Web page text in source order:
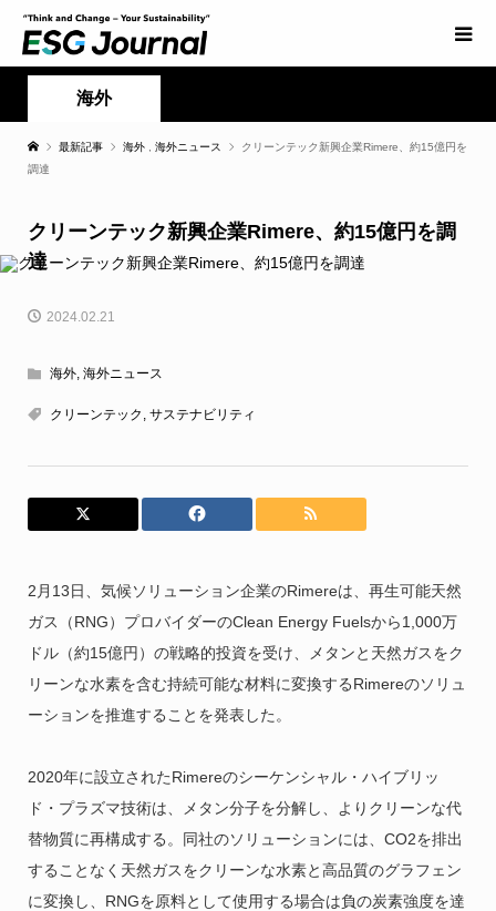
海外
最新記事 海外 海外ニュース
クリーンテック新興企業Rimere、約15億円を
調達
クリーンテック新興企業Rimere、約15億円を調
達
2024.02.21
海外, 海外ニュース
クリーンテック , サステナビリティ
2月13日、気候ソリューション企業のRimereは、再生可能天然
ガス（RNG）プロバイダーのClean Energy Fuelsから1,000万
ドル（約15億円）の戦略的投資を受け、メタンと天然ガスをク
リーンな水素を含む持続可能な材料に変換するRimereのソリュ
ーションを推進することを発表した。
2020年に設立されたRimereのシーケンシャル・ハイブリッ
ド・プラズマ技術は、メタン分子を分解し、よりクリーンな代
替物質に再構成する。同社のソリューションには、CO2を排出
することなく天然ガスをクリーンな水素と高品質のグラフェン
に変換し、RNGを原料として使用する場合は負の炭素強度を達